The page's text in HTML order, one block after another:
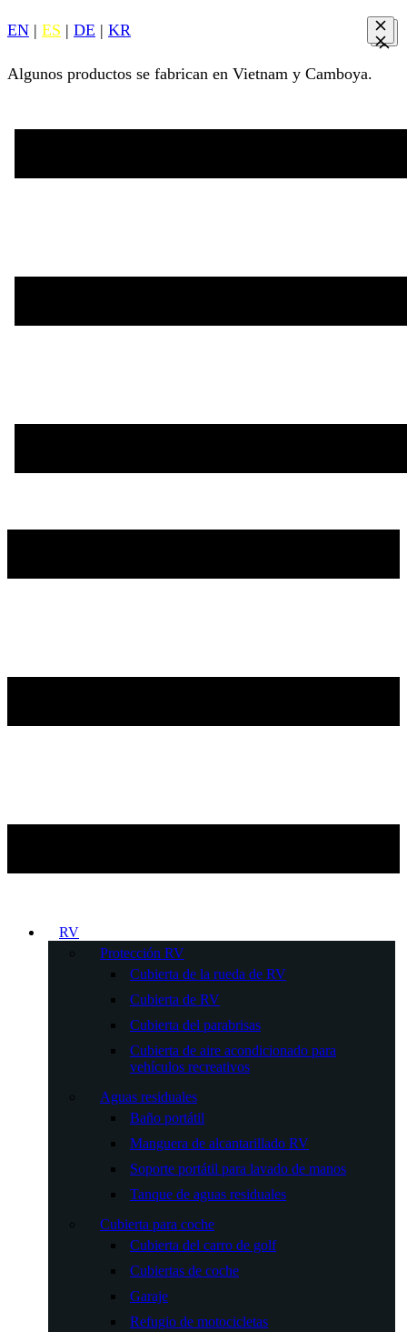
EN | ES | DE | KR
Algunos productos se fabrican en Vietnam y Camboya.
RV
Protección RV
Cubierta de la rueda de RV
Cubierta de RV
Cubierta del parabrisas
Cubierta de aire acondicionado para
vehículos recreativos
Aguas residuales
Baño portátil
Manguera de alcantarillado RV
Soporte portátil para lavado de manos
Tanque de aguas residuales
Cubierta para coche
Cubierta del carro de golf
Cubiertas de coche
Garaje
Refugio de motocicletas